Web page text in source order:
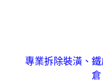
專業拆除裝潢、
倉